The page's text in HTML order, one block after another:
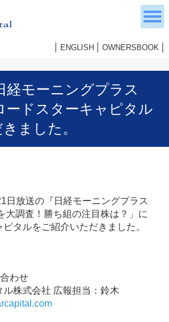
ENGLISH OWNERSBOOK
経モーニングプラス
ードスターキャピタル
ました。
日放送の『日経モーニングプラス
大調査！勝ち組の注目株は？」に
タルをご紹介いただきました。
わせ
ル株式会社 広報担当：鈴木